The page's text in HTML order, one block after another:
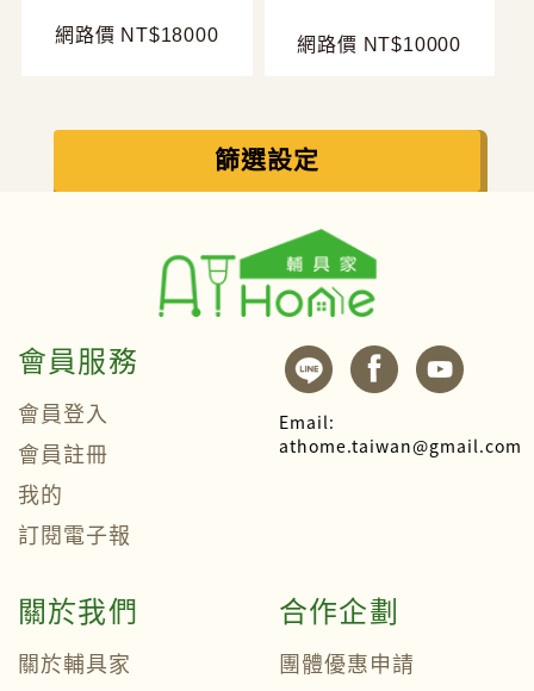
網路價 NT$18000 網路價 NT$10000
篩選設定
會員服務
會員登入
會員註冊
我的
訂閱電子報
Email:
athome.taiwan@gmail.com
關於我們
關於輔具家
合作企劃
團體優惠申請